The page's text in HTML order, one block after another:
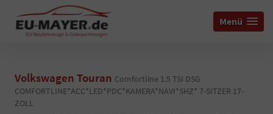
Menü
Volkswagen Touran Comfortline 1.5 TSI DSG
COMFORTLINE*ACC*LED*PDC*KAMERA*NAVI*SHZ* 7-SITZER 17-
ZOLL